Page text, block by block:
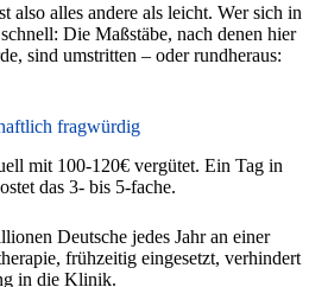
also alles andere als leicht. Wer sich in
Die Maßstäbe, nach denen hier
sind umstritten – oder rundheraus:
fragwürdig
mit 100-120€ vergütet. Ein Tag in
das 3- bis 5-fache.
Deutsche jedes Jahr an einer
frühzeitig eingesetzt, verhindert
in die Klinik.